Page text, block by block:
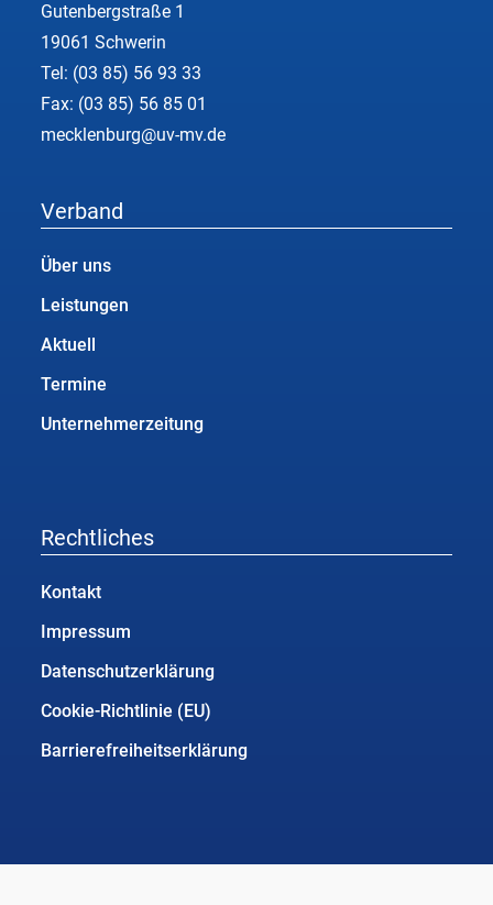
Gutenbergstraße 1
19061 Schwerin
Tel: (03 85) 56 93 33
Fax: (03 85) 56 85 01
mecklenburg@uv-mv.de
Verband
Über uns
Leistungen
Aktuell
Termine
Unternehmerzeitung
Rechtliches
Kontakt
Impressum
Datenschutzerklärung
Cookie-Richtlinie (EU)
Barrierefreiheitserklärung